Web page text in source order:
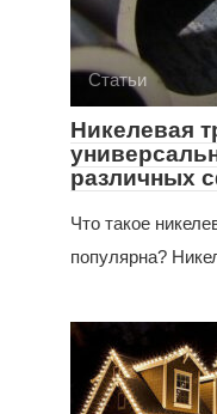
Статьи
Никелевая
различных
Что такое
популярна?